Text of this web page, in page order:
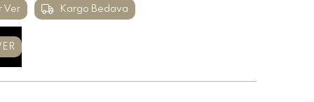
Ver Kargo Bedava